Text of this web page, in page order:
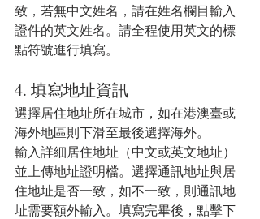
致，若無中文姓名，請在姓名欄目輸入
證件的英文姓名。請全程使用英文的標
點符號進行填寫。
4. 填寫地址資訊
選擇居住地址所在城市，如在港澳臺或
海外地區則下滑至最後選擇海外。
輸入詳細居住地址（中文或英文地址）
並上傳地址證明檔。選擇通訊地址與居
住地址是否一致，如不一致，則通訊地
址需要額外輸入。填寫完畢後，點擊下